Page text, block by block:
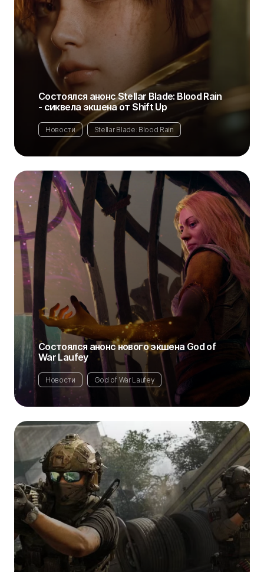
Состоялся анонс Stellar Blade: Blood Rain
- сиквела экшена от Shift Up
Новости Stellar Blade: Blood Rain
Состоялся анонс нового экшена God of
War Laufey
Новости God of War Laufey